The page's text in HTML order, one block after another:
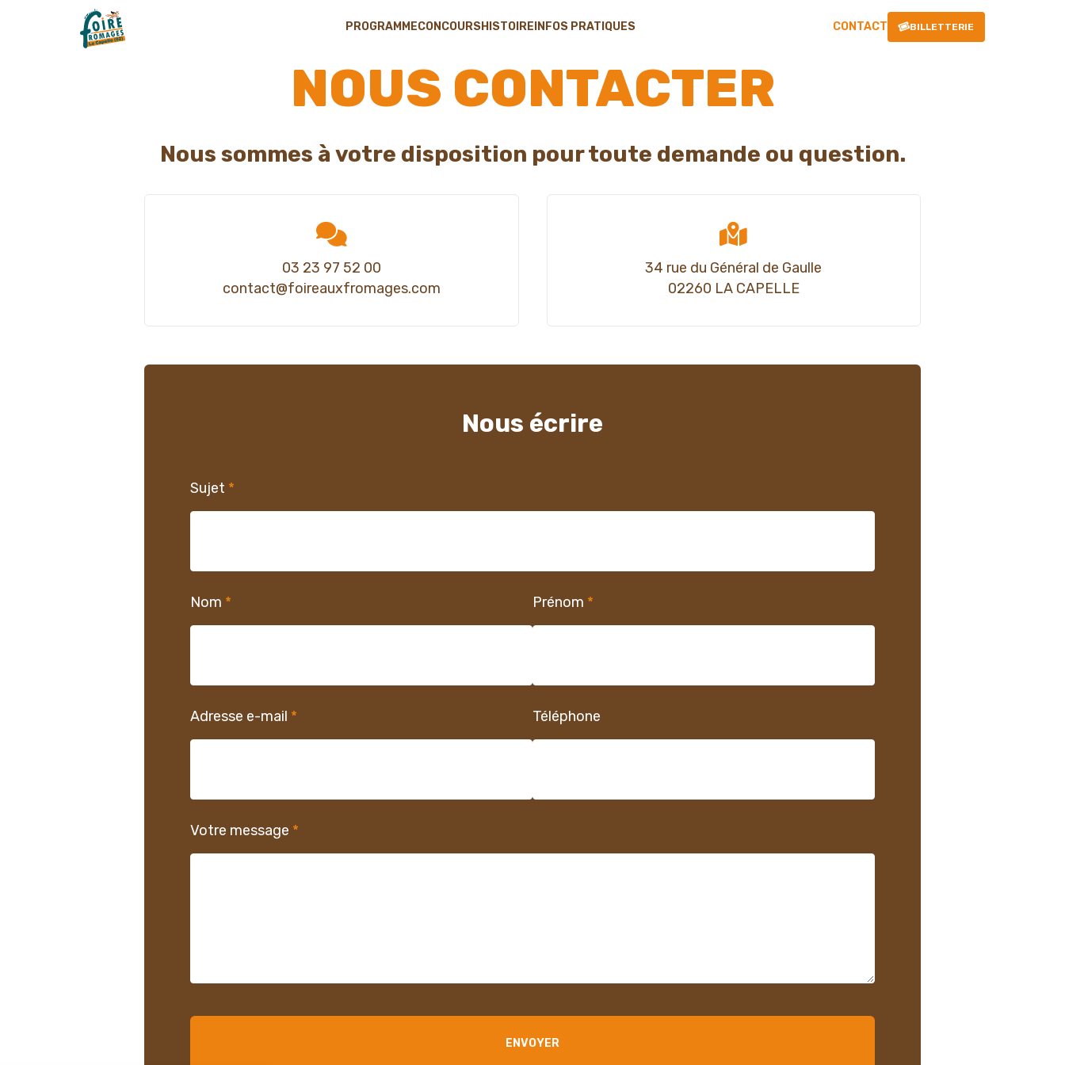
PROGRAMMECONCOURSHISTOIRE INFOS PRATIQUES CONTACT BILLETTERIE
NOUS CONTACTER
Nous sommes à votre disposition pour toute demande ou question.
03 23 97 52 00
contact@foireauxfromages.com
34 rue du Général de Gaulle
02260 LA CAPELLE
Nous écrire
Sujet *
Nom * Prénom *
Adresse e-mail * Téléphone
Votre message *
ENVOYER